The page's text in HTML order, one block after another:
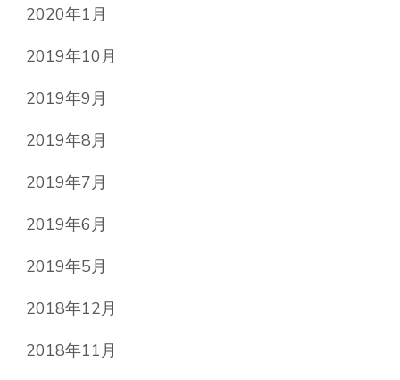
2020年1月
2019年10月
2019年9月
2019年8月
2019年7月
2019年6月
2019年5月
2018年12月
2018年11月